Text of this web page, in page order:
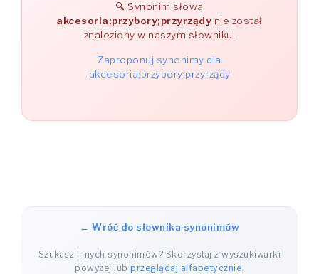
Synonim słowa
akcesoria;przybory;przyrządy nie został
znaleziony w naszym słowniku.
Zaproponuj synonimy dla
akcesoria;przybory;przyrządy
← Wróć do słownika synonimów
Szukasz innych synonimów? Skorzystaj z wyszukiwarki
powyżej lubprzeglądaj alfabetycznie.